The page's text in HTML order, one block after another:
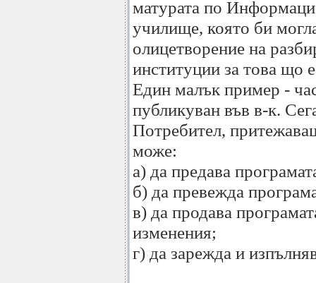
матурата по
училище, която би
олицетворение на
институции за това що
Един малък пример -
публикуван във в-к.
Потребител,
може:
а) да предава
б) да превежда
в) да продава
изменения;
г) да зарежда и